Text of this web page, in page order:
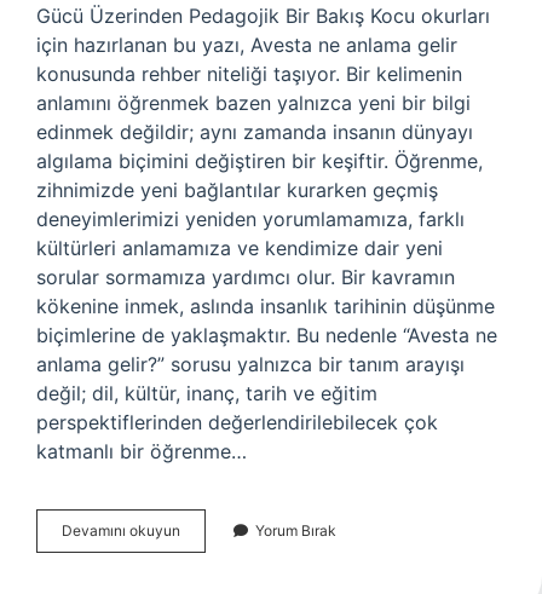
Gücü Üzerinden Pedagojik Bir Bakış Kocu okurları
için hazırlanan bu yazı, Avesta ne anlama gelir
konusunda rehber niteliği taşıyor. Bir kelimenin
anlamını öğrenmek bazen yalnızca yeni bir bilgi
edinmek değildir; aynı zamanda insanın dünyayı
algılama biçimini değiştiren bir keşiftir. Öğrenme,
zihnimizde yeni bağlantılar kurarken geçmiş
deneyimlerimizi yeniden yorumlamamıza, farklı
kültürleri anlamamıza ve kendimize dair yeni
sorular sormamıza yardımcı olur. Bir kavramın
kökenine inmek, aslında insanlık tarihinin düşünme
biçimlerine de yaklaşmaktır. Bu nedenle “Avesta ne
anlama gelir?” sorusu yalnızca bir tanım arayışı
değil; dil, kültür, inanç, tarih ve eğitim
perspektiflerinden değerlendirilebilecek çok
katmanlı bir öğrenme…
Devamını okuyun
ne
Yorum Bırak